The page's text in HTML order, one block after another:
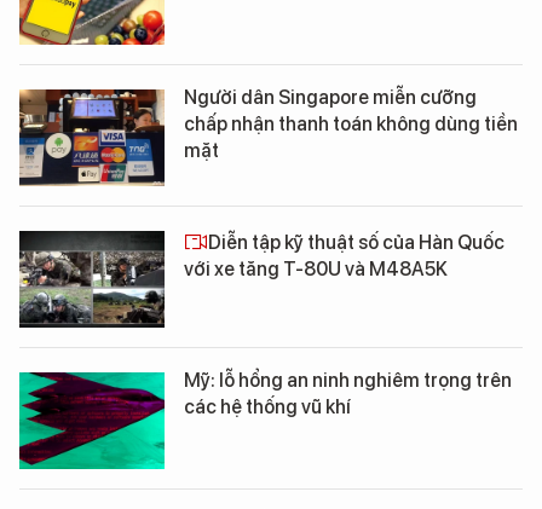
Người dân Singapore miễn cưỡng
chấp nhận thanh toán không dùng tiền
mặt
Diễn tập kỹ thuật số của Hàn Quốc
với xe tăng T-80U và M48A5K
Mỹ: lỗ hổng an ninh nghiêm trọng trên
các hệ thống vũ khí